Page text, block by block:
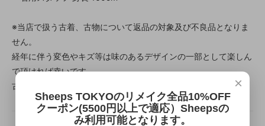
※当店で扱う古着、古物について返品の対象及び不良品となりま
せん。
経年に伴う変色やキズ等は味のあるデザインの一部として楽しん
で頂ければ幸いです。
古着特有の雰囲気や魅力をお楽しみください。
×
Sheeps TOKYOのリメイク全品10%OFF
クーポン(5500円以上で適応）Sheepsの
み利用可能となります。